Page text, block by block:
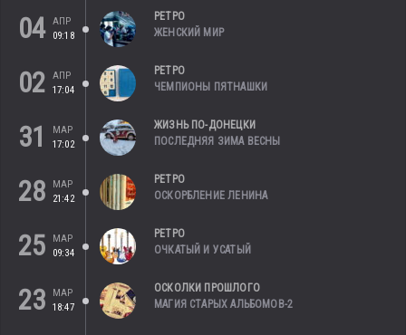
04 АПР
09:18
РЕТРО
ЖЕНСКИЙ МИР
02
АПР
17:04
РЕТРО
ЧЕМПИОНЫ ПЯТНАШКИ
31
МАР
17:02
ЖИЗНЬ ПО-ДОНЕЦКИ
ПОСЛЕДНЯЯ ЗИМА ВЕСНЫ
28
МАР
21:42
РЕТРО
ОСКОРБЛЕНИЕ ЛЕНИНА
25
МАР
09:34
РЕТРО
ОЧКАТЫЙ И УСАТЫЙ
23
МАР
18:47
ОСКОЛКИ ПРОШЛОГО
МАГИЯ СТАРЫХ АЛЬБОМОВ-2